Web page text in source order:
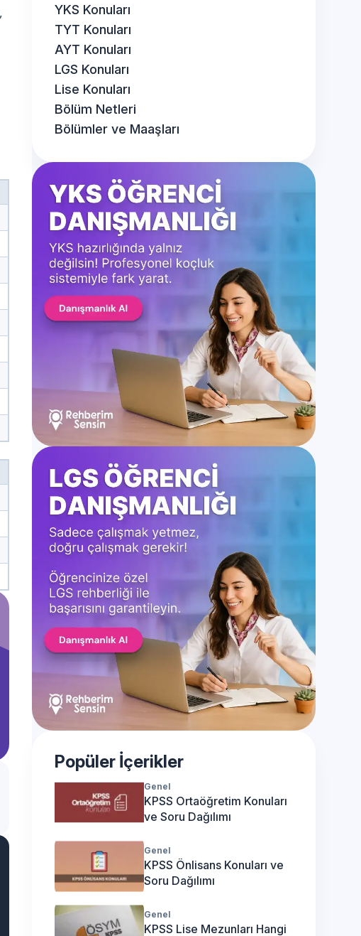
YKS Konuları
TYT Konuları
AYT Konuları
LGS Konuları
Lise Konuları
Bölüm Netleri
Bölümler ve Maaşları
Popüler İçerikler
Genel
KPSS Ortaöğretim Konuları
ve Soru Dağılımı
Genel
KPSS Önlisans Konuları ve
Soru Dağılımı
Genel
KPSS Lise Mezunları Hangi